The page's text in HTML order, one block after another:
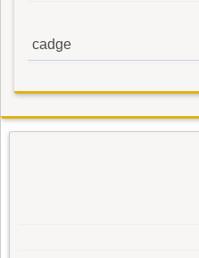
cadge